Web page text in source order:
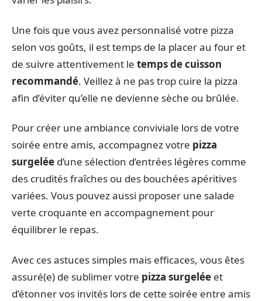
Une fois que vous avez personnalisé votre pizza
selon vos goûts, il est temps de la placer au four et
de suivre attentivement le temps de cuisson
recommandé. Veillez à ne pas trop cuire la pizza
afin d’éviter qu’elle ne devienne sèche ou brûlée.
Pour créer une ambiance conviviale lors de votre
soirée entre amis, accompagnez votre pizza
surgelée d’une sélection d’entrées légères comme
des crudités fraîches ou des bouchées apéritives
variées. Vous pouvez aussi proposer une salade
verte croquante en accompagnement pour
équilibrer le repas.
Avec ces astuces simples mais efficaces, vous êtes
assuré(e) de sublimer votre pizza surgelée et
d’étonner vos invités lors de cette soirée entre amis